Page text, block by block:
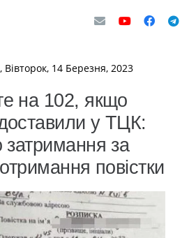
Вівторок, 14 Березня, 2023
на 102, якщо
у ТЦК:
затримання за
повістки